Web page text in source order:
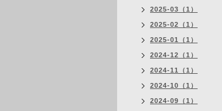
2025-03（1）
2025-02（1）
2025-01（1）
2024-12（1）
2024-11（1）
2024-10（1）
2024-09（1）